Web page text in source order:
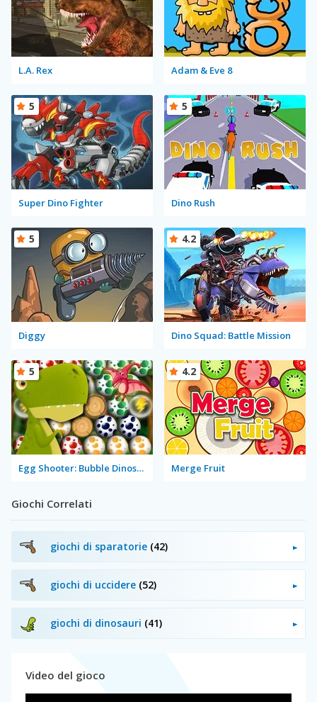
L.A. Rex Adam & Eve 8
Super Dino Fighter
5
Dino Rush
5
Diggy
5
Dino Squad: Battle Mission
4.2
Egg Shooter: Bubble Dinosaur
5
Merge Fruit
4.2
Giochi Correlati
giochi di sparatorie (42)
giochi di uccidere (52)
giochi di dinosauri (41)
Video del gioco